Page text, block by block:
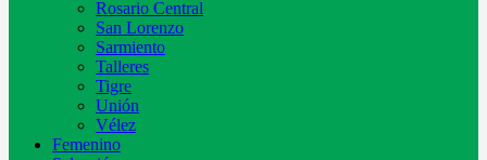
Rosario Central
San Lorenzo
Sarmiento
Talleres
Tigre
Unión
Vélez
Femenino